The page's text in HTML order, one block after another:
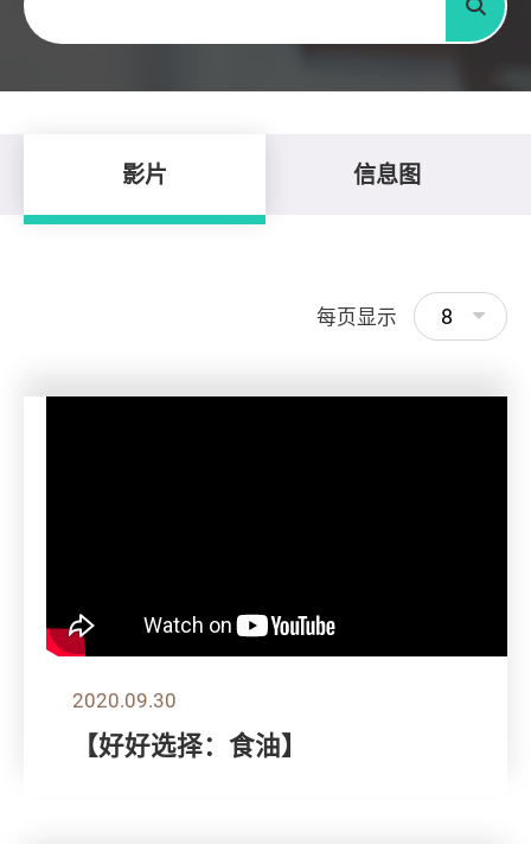
搜寻
影片 信息图
每页显示 8
2020.09.30
【好好选择：食油】